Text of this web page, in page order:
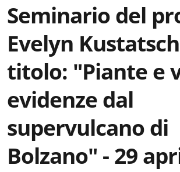
Seminario del
Evelyn
titolo: "Piante e
evidenze dal
supervulcano di
Bolzano" - 29